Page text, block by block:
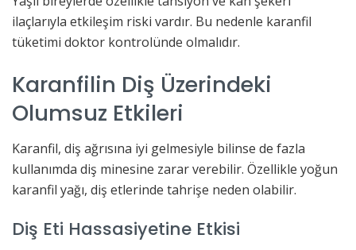
ilaçlarıyla etkileşim riski vardır. Bu nedenle karanfil
tüketimi doktor kontrolünde olmalıdır.
Karanfilin Diş Üzerindeki
Olumsuz Etkileri
Karanfil, diş ağrısına iyi gelmesiyle bilinse de fazla
kullanımda diş minesine zarar verebilir. Özellikle yoğun
karanfil yağı, diş etlerinde tahrişe neden olabilir.
Diş Eti Hassasiyetine Etkisi